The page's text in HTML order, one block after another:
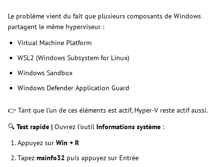
Le problème vient du fait que plusieurs composants de Windows
partagent le même hyperviseur :
Virtual Machine Platform
WSL2 (Windows Subsystem for Linux)
Windows Sandbox
Windows Defender Application Guard
👉 Tant que l’un de ces éléments est actif, Hyper-V reste actif aussi.
🔍 Test rapide | Ouvrez l’outil Informations système :
Appuyez sur Win + R
Tapez msinfo32 puis appuyez sur Entrée